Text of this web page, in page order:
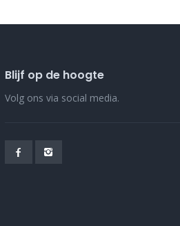
Blijf op de hoogte
Volg ons via social media.